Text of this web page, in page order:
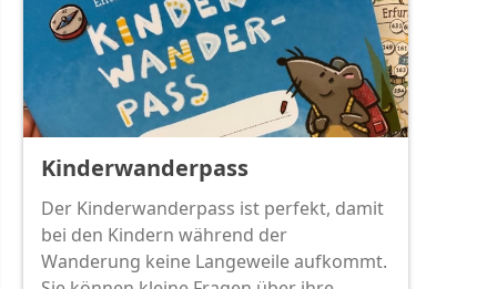
Kinderwanderpass
Der Kinderwanderpass ist perfekt, damit
bei den Kindern während der
Wanderung keine Langeweile aufkommt.